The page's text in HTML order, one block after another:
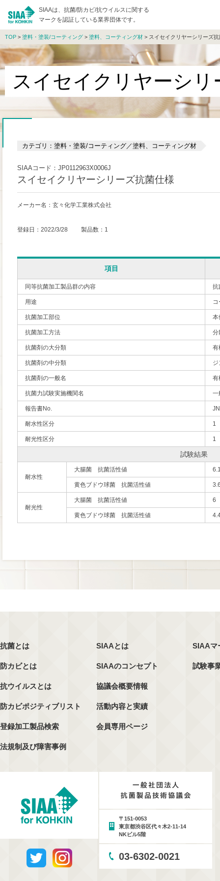
SIAAは、抗菌/防カビ/抗ウイルスに関する
マークを認証している業界団体です。
TOP > 塗料・塗装/コーティング > 塗料、コーティング材 > スイセイクリヤーシリーズ
スイセイクリヤーシリ
カテゴリ：塗料・塗装/コーティング／塗料、コーティング材
SIAAコード：JP0112963X0006J
スイセイクリヤーシリーズ抗菌仕様
メーカー名：玄々化学工業株式会社
登録日：2022/3/28 製品数：1
項目
同等抗菌加工製品群の内容 抗
用途 コ
抗菌加工部位 本
抗菌加工方法 分
抗菌剤の大分類 有
抗菌剤の中分類 ジ
抗菌剤の一般名 有
抗菌力試験実施機関名 一
報告書No.
耐水性区分 1
耐光性区分 1
試験結果
耐水性
大腸菌 抗菌活性値
黄色ブドウ球菌 抗菌活性値
耐光性
大腸菌 抗菌活性値 6
黄色ブドウ球菌 抗菌活性値
抗菌とは
防カビとは
抗ウイルスとは
防カビポジティブリスト
登録加工製品検索
法規制及び障害事例
SIAAとは
SIAAのコンセプト
協議会概要情報
活動内容と実績
会員専用ページ
SIAAマ
試験事
〒151-0053
東京都渋谷区代々木2-11-14
NKビル5階
03-6302-0021